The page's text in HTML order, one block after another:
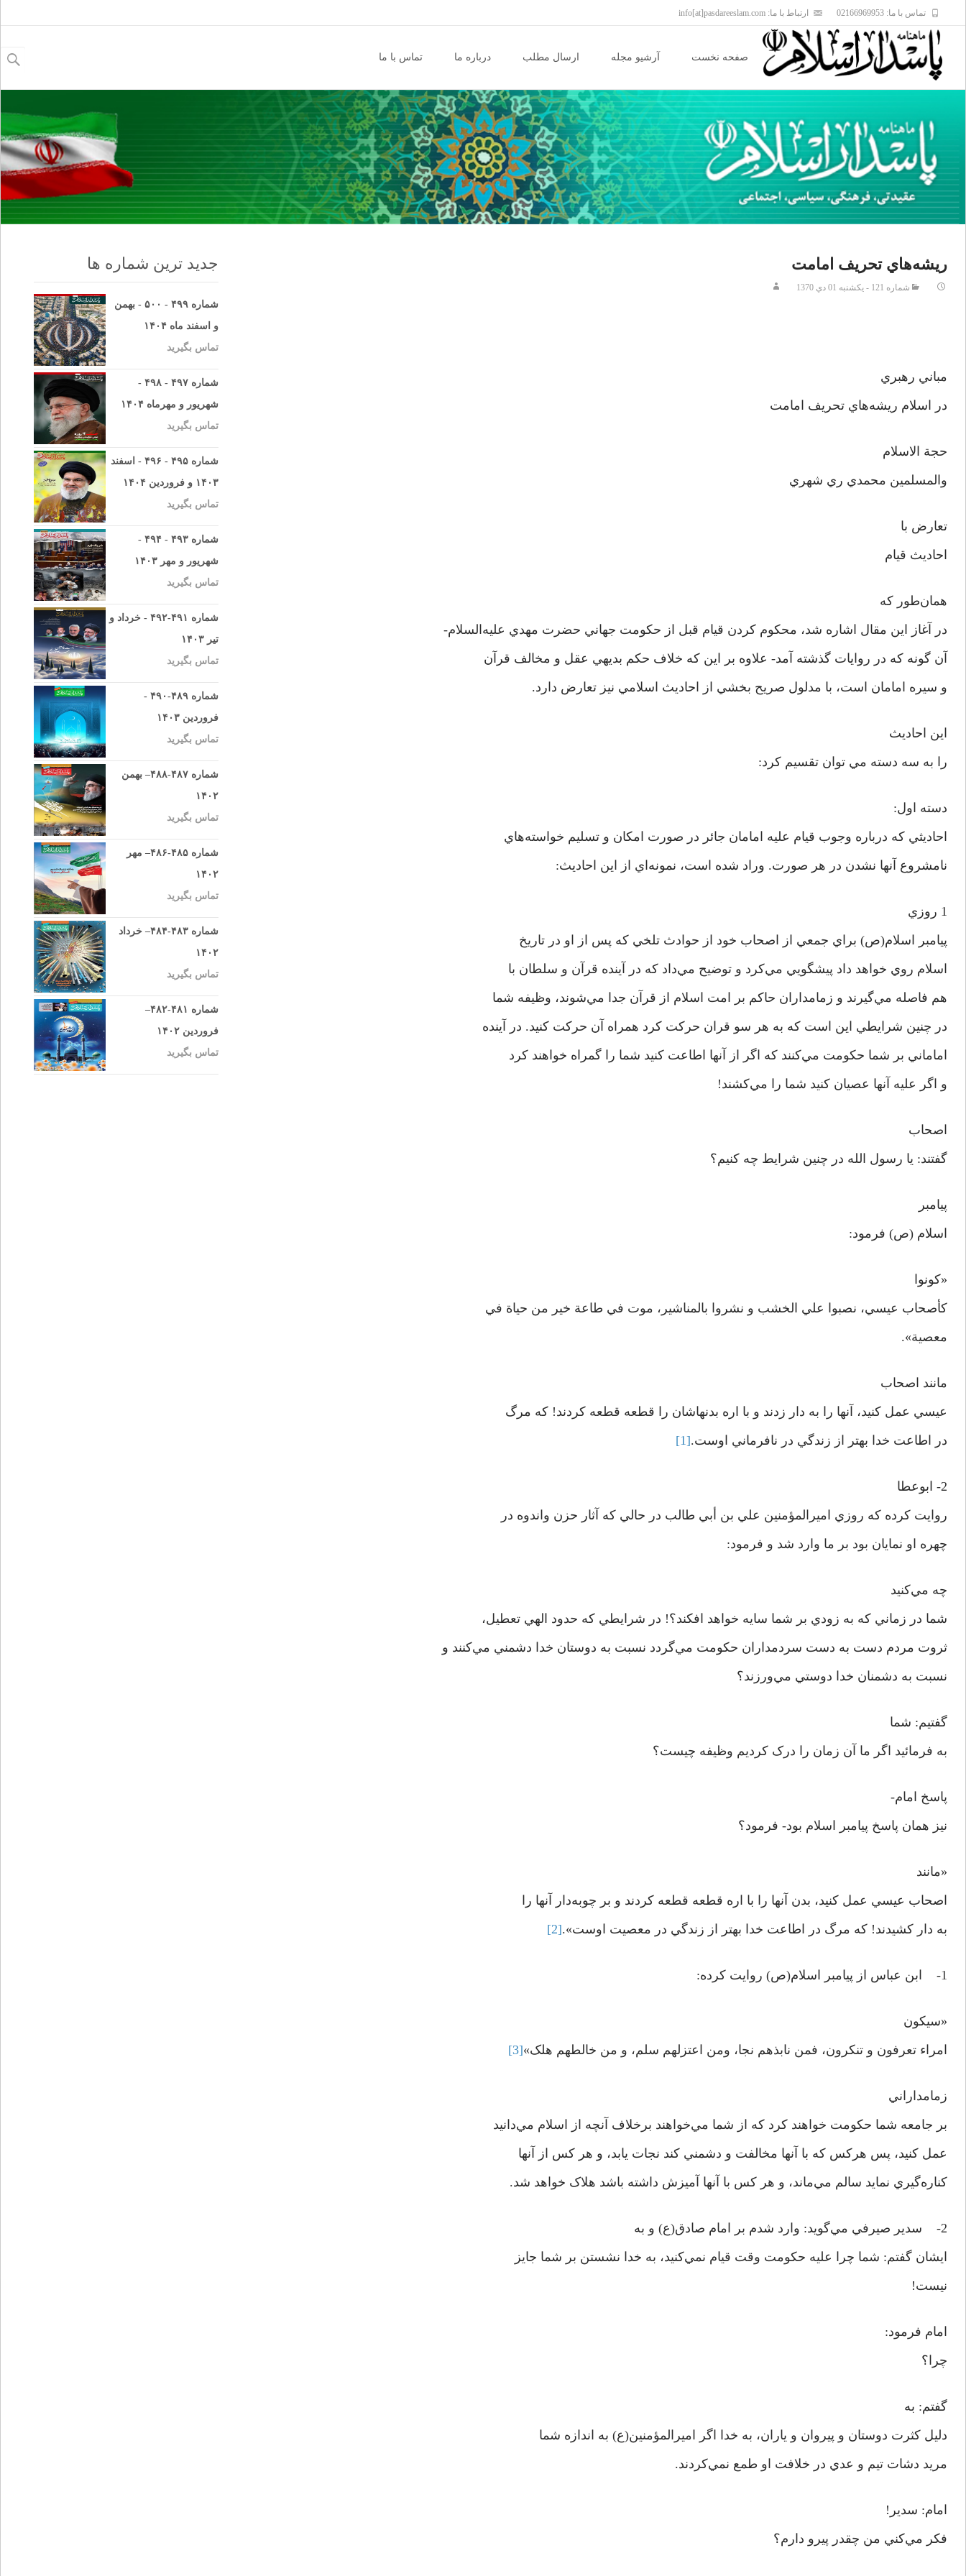
تماس با ما: 02166969953 ارتباط با ما: info[at]pasdareeslam.com
content
صفحه نخست آرشیو مجله ارسال مطلب درباره ما تماس با ما
برای:
ريشه‌هاي تحريف امامت
شماره 121 - يکشنبه 01 دي 1370
مباني رهبري
در اسلام ريشه‌هاي تحريف امامت
حجة الاسلام
والمسلمين محمدي ري شهري
تعارض با
احاديث قيام
همان‌طور که
در آغاز اين مقال اشاره شد، محکوم کردن قيام قبل از حکومت جهاني حضرت مهدي عليه‌السلام-
آن گونه که در روايات گذشته آمد- علاوه بر اين که خلاف حکم بديهي عقل و مخالف قرآن
و سيره امامان است، با مدلول صريح بخشي از احاديث اسلامي نيز تعارض دارد.
اين احاديث
را به سه دسته مي توان تقسيم کرد:
دسته اول:
احاديثي که درباره وجوب قيام عليه امامان جائر در صورت امکان و تسليم خواسته‌هاي
نامشروع آنها نشدن در هر صورت. وراد شده است، نمونه‌اي از اين احاديث:
1 روزي
پيامبر اسلام‌(ص) براي جمعي از اصحاب خود از حوادث تلخي که پس از او در تاريخ
اسلام روي خواهد داد پيشگويي مي‌کرد و توضيح مي‌داد که در آينده قرآن و سلطان با
هم فاصله مي‌گيرند و زمامداران حاکم بر امت اسلام از قرآن جدا مي‌شوند، وظيفه شما
در چنين شرايطي اين است که به هر سو قران حرکت کرد همراه آن حرکت کنيد. در آينده
اماماني بر شما حکومت مي‌کنند که اگر از آنها اطاعت کنيد شما را گمراه خواهند کرد
و اگر عليه آنها عصيان کنيد شما را مي‌کشند!
اصحاب
گفتند: يا رسول الله در چنين شرايط چه کنيم؟
پيامبر
اسلام (ص) فرمود:
«کونوا
کأصحاب عيسي، نصبوا علي الخشب و نشروا بالمناشير، موت في طاعة خير من حياة في
معصية».
مانند اصحاب
عيسي عمل کنيد، آنها را به دار زدند و با اره بدنهاشان را قطعه قطعه کردند! که مرگ
در اطاعت خدا بهتر از زندگي در نافرماني اوست.[1]
2- ابوعطا
روايت کرده که روزي اميرالمؤمنين علي بن أبي طالب در حالي که آثار حزن واندوه در
چهره او نمايان بود بر ما وارد شد و فرمود:
چه مي‌کنيد
شما در زماني که به زودي بر شما سايه خواهد افکند؟! در شرايطي که حدود الهي تعطيل،
ثروت مردم دست به دست سردمداران حکومت مي‌گردد نسبت به دوستان خدا دشمني مي‌کنند و
نسبت به دشمنان خدا دوستي مي‌ورزند؟
گفتيم: شما
به فرمائيد اگر ما آن زمان را درک کرديم وظيفه چيست؟
پاسخ امام-
نيز همان پاسخ پيامبر اسلام بود- فرمود؟
«مانند
اصحاب عيسي عمل کنيد، بدن آنها را با اره قطعه قطعه کردند و بر چوبه‌دار آنها را
به دار کشيدند! که مرگ در اطاعت خدا بهتر از زندگي در معصيت اوست».[2]
1- ابن عباس از پيامبر اسلام‌(ص) روايت کرده:
«سيکون
امراء تعرفون و تنکرون، فمن نابذهم نجا، ومن اعتزلهم سلم، و من خالطهم هلک»[3]
زمامداراني
بر جامعه شما حکومت خواهند کرد که از شما مي‌خواهند برخلاف آنچه از اسلام مي‌دانيد
عمل کنيد، پس هرکس که با آنها مخالفت و دشمني کند نجات يابد، و هر کس از آنها
کناره‌گيري نمايد سالم مي‌ماند، و هر کس با آنها آميزش داشته باشد هلاک خواهد شد.
2- سدير صيرفي مي‌گويد: وارد شدم بر امام صادق‌(ع) و به
ايشان گفتم: شما چرا عليه حکومت وقت قيام نمي‌کنيد، به خدا نشستن بر شما جايز
نيست!
امام فرمود:
چرا؟
گفتم: به
دليل کثرت دوستان و پيروان و ياران، به خدا اگر اميرالمؤمنين(ع) به اندازه شما
مريد دشات تيم و عدي در خلافت او طمع نمي‌کردند.
امام: سدير!
فکر مي‌کني من چقدر پيرو دارم؟
جدید ترین شماره ها
شماره ۴۹۹ - ۵۰۰ - بهمن
و اسفند ماه ۱۴۰۴
تماس بگیرید
شماره ۴۹۷ - ۴۹۸ -
شهریور و مهرماه ۱۴۰۴
تماس بگیرید
شماره ۴۹۵ - ۴۹۶ - اسفند
۱۴۰۳ و فروردین ۱۴۰۴
تماس بگیرید
شماره ۴۹۳ - ۴۹۴ -
شهریور و مهر ۱۴۰۳
تماس بگیرید
شماره ۴۹۱-۴۹۲ - خرداد و
تیر ۱۴۰۳
تماس بگیرید
شماره ۴۸۹-۴۹۰ -
فروردین ۱۴۰۳
تماس بگیرید
شماره ۴۸۷-۴۸۸– بهمن
۱۴۰۲
تماس بگیرید
شماره ۴۸۵-۴۸۶– مهر
۱۴۰۲
تماس بگیرید
شماره ۴۸۳-۴۸۴– خرداد
۱۴۰۲
تماس بگیرید
شماره ۴۸۱-۴۸۲–
فروردین ۱۴۰۲
تماس بگیرید